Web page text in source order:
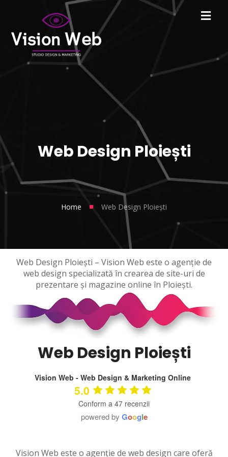
Web Design Ploiești
Home ■ Web Design Ploiești
Web Design Ploiești – Vision Web este o agenție de
web design specializată în crearea de site-uri de
prezentare și magazine online în Ploiești.
Web Design Ploiești
Vision Web - Web Design & Marketing Online
5.0
Conform a 47 recenzii
powered by Google
Vision Web este o agenție de web design care oferă